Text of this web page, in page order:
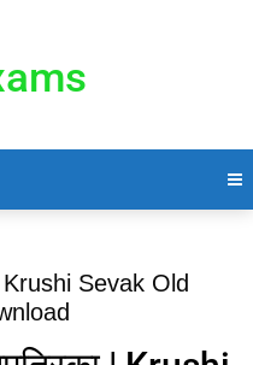
Krushi Sevak Old